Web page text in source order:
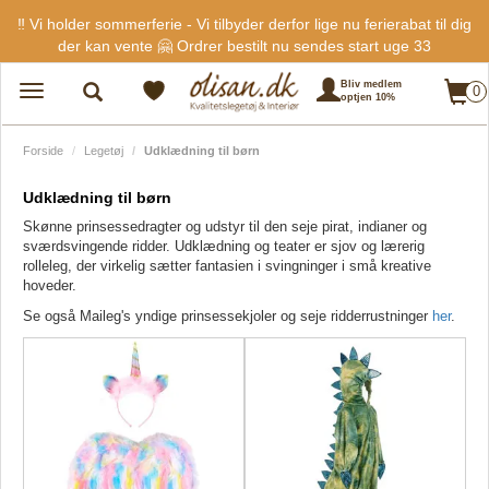
‼️ Vi holder sommerferie - Vi tilbyder derfor lige nu ferierabat til dig
der kan vente 🤗 Ordrer bestilt nu sendes start uge 33
Toggle
navigation
Bliv medlem
optjen 10%
0
Forside Legetøj Udklædning til børn
Udklædning til børn
Skønne prinsessedragter og udstyr til den seje pirat, indianer og
sværdsvingende ridder. Udklædning og teater er sjov og lærerig
rolleleg, der virkelig sætter fantasien i svingninger i små kreative
hoveder.
Se også Maileg's yndige prinsessekjoler og seje ridderrustninger her.